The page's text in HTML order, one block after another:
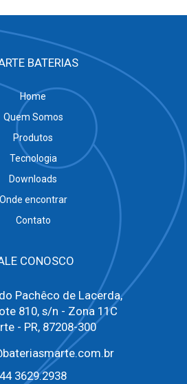
BATERIAS
Home
Quem Somos
Produtos
Tecnologia
Downloads
Onde encontrar
Contato
CONOSCO
Pachêco de Lacerda,
810, s/n - Zona 11C
- PR, 87208-300
44 3629.2938